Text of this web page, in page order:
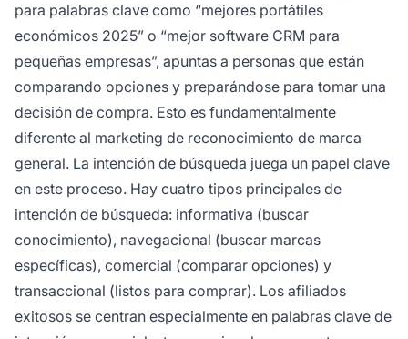
para palabras clave como “mejores portátiles
económicos 2025” o “mejor software CRM para
pequeñas empresas”, apuntas a personas que están
comparando opciones y preparándose para tomar una
decisión de compra. Esto es fundamentalmente
diferente al marketing de reconocimiento de marca
general. La intención de búsqueda juega un papel clave
en este proceso. Hay cuatro tipos principales de
intención de búsqueda: informativa (buscar
conocimiento), navegacional (buscar marcas
específicas), comercial (comparar opciones) y
transaccional (listos para comprar). Los afiliados
exitosos se centran especialmente en palabras clave de